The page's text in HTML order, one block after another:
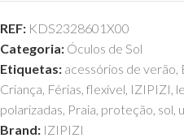
REF: KDS2328601X00
Categoria: Óculos de Sol
Etiquetas: acessórios de verão,
Criança, Férias, flexível, IZIPIZI,
polarizadas, Praia, proteção, sol,
Brand: IZIPIZI